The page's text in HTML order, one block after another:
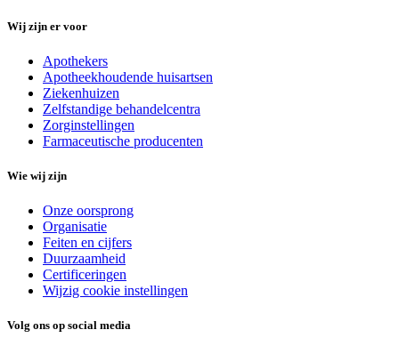
Wij zijn er voor
Apothekers
Apotheekhoudende huisartsen
Ziekenhuizen
Zelfstandige behandelcentra
Zorginstellingen
Farmaceutische producenten
Wie wij zijn
Onze oorsprong
Organisatie
Feiten en cijfers
Duurzaamheid
Certificeringen
Wijzig cookie instellingen
Volg ons op social media